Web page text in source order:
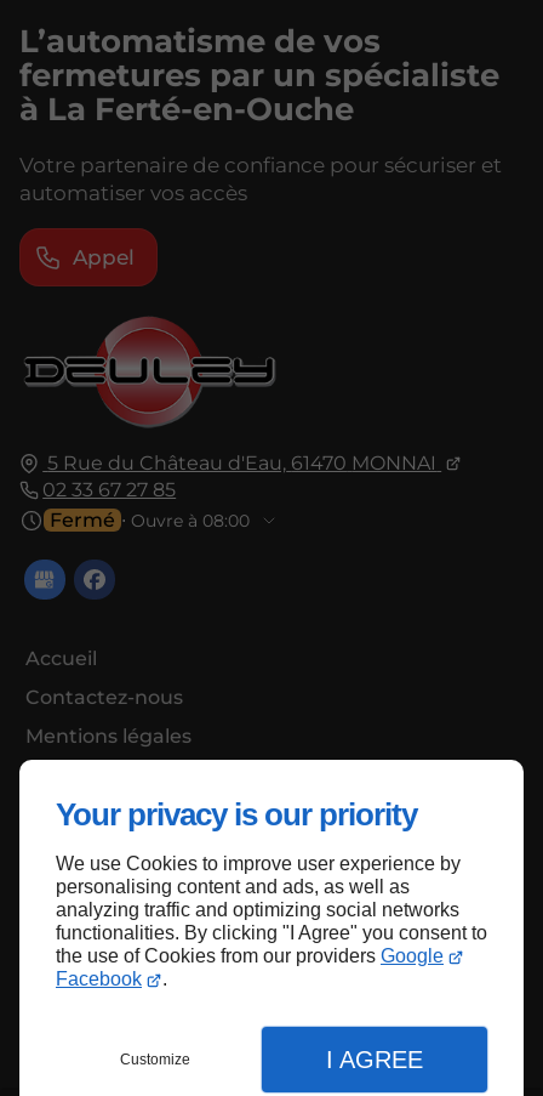
Your privacy is our priority
We use Cookies to improve user experience by
personalising content and ads, as well as
analyzing traffic and optimizing social networks
functionalities. By clicking "I Agree" you consent to
the use of Cookies from our providers Google
Facebook
.
Customize I AGREE
5 Rue du Château d'Eau, 61470 MONNAI
02 33 67 27 85
Fermé ⋅ Ouvre à 08:00
Accueil
Contactez-nous
Mentions légales
L’automatisme de vos
fermetures par un spécialiste
à La Ferté-en-Ouche
Votre partenaire de confiance pour sécuriser et
automatiser vos accès
Appel
Haut de page